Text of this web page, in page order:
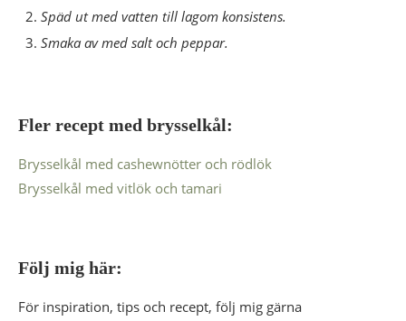
Späd ut med vatten till lagom konsistens.
Smaka av med salt och peppar.
Fler recept med brysselkål:
Brysselkål med cashewnötter och rödlök
Brysselkål med vitlök och tamari
Följ mig här:
För inspiration, tips och recept, följ mig gärna